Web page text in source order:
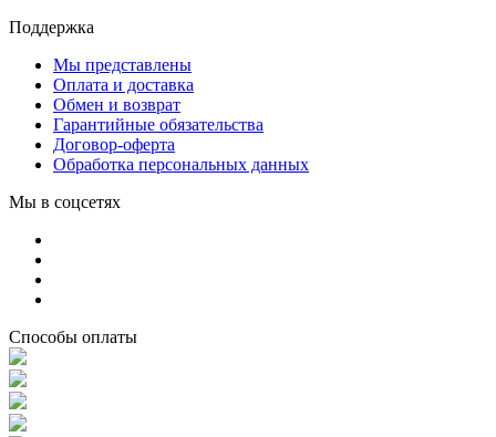
Поддержка
Мы представлены
Оплата и доставка
Обмен и возврат
Гарантийные обязательства
Договор-оферта
Обработка персональных данных
Мы в соцсетях
Способы оплаты